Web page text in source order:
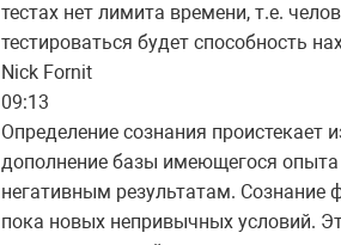
тестах нет лимита времени, т.е.
тестироваться будет способность
Nick Fornit
09:13
Определение сознания проистекает
дополнение базы имеющегося
негативным результатам. Сознание
пока новых непривычных условий.